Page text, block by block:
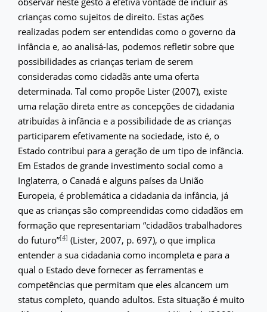
crianças como sujeitos de direito. Estas ações
realizadas podem ser entendidas como o governo da
infância e, ao analisá-las, podemos refletir sobre que
possibilidades as crianças teriam de serem
consideradas como cidadãs ante uma oferta
determinada. Tal como propõe Lister (2007), existe
uma relação direta entre as concepções de cidadania
atribuídas à infância e a possibilidade de as crianças
participarem efetivamente na sociedade, isto é, o
Estado contribui para a geração de um tipo de infância.
Em Estados de grande investimento social como a
Inglaterra, o Canadá e alguns países da União
Europeia, é problemática a cidadania da infância, já
que as crianças são compreendidas como cidadãos em
formação que representariam “cidadãos trabalhadores
do futuro”[4] (Lister, 2007, p. 697), o que implica
entender a sua cidadania como incompleta e para a
qual o Estado deve fornecer as ferramentas e
competências que permitam que eles alcancem um
status completo, quando adultos. Esta situação é muito